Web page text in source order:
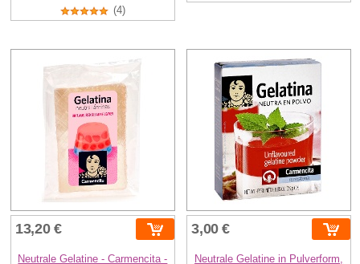
(4)
13,20 €
Neutrale Gelatine - Carmencita -
3,00 €
Neutrale Gelatine in Pulverform,